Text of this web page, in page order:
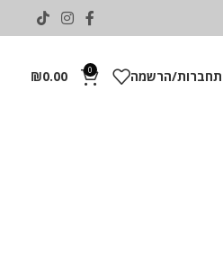
הרשמה 0
₪0.00